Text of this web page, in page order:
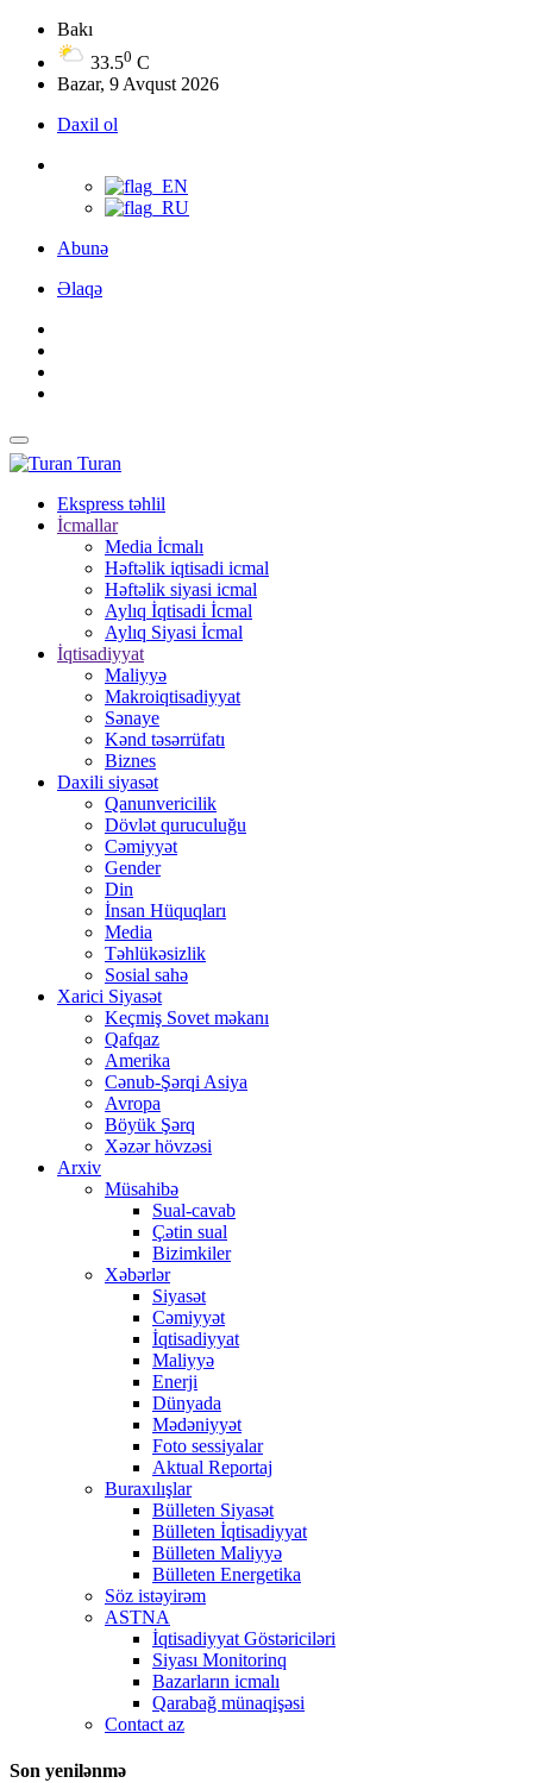
Bakı
33.50 C
Bazar, 9 Avqust 2026
Daxil ol
Abunə
Əlaqə
Turan
Ekspress təhlil
İcmallar
Media İcmalı
Həftəlik iqtisadi icmal
Həftəlik siyasi icmal
Aylıq İqtisadi İcmal
Aylıq Siyasi İcmal
İqtisadiyyat
Maliyyə
Makroiqtisadiyyat
Sənaye
Kənd təsərrüfatı
Biznes
Daxili siyasət
Qanunvericilik
Dövlət quruculuğu
Cəmiyyət
Gender
Din
İnsan Hüquqları
Media
Təhlükəsizlik
Sosial sahə
Xarici Siyasət
Keçmiş Sovet məkanı
Qafqaz
Amerika
Cənub-Şərqi Asiya
Avropa
Böyük Şərq
Xəzər hövzəsi
Arxiv
Müsahibə
Sual-cavab
Çətin sual
Bizimkiler
Xəbərlər
Siyasət
Cəmiyyət
İqtisadiyyat
Maliyyə
Enerji
Dünyada
Mədəniyyət
Foto sessiyalar
Aktual Reportaj
Buraxılışlar
Bülleten Siyasət
Bülleten İqtisadiyyat
Bülleten Maliyyə
Bülleten Energetika
Söz istəyirəm
ASTNA
İqtisadiyyat Göstəriciləri
Siyası Monitorinq
Bazarların icmalı
Qarabağ münaqişəsi
Contact az
Son yenilənmə